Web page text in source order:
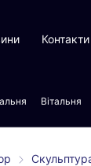
Контакти
Вітальня